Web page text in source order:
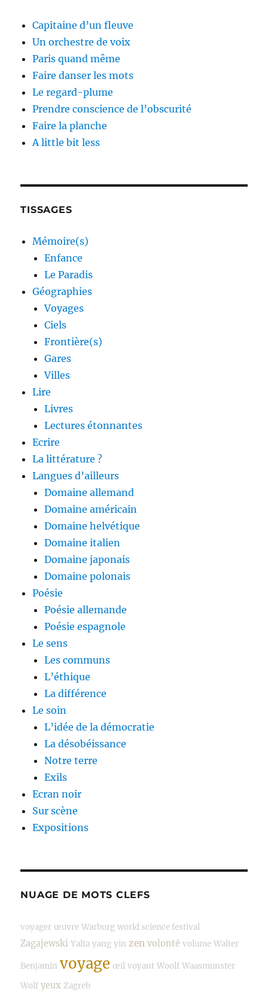
Capitaine d’un fleuve
Un orchestre de voix
Paris quand même
Faire danser les mots
Le regard-plume
Prendre conscience de l’obscurité
Faire la planche
A little bit less
TISSAGES
Mémoire(s)
Enfance
Le Paradis
Géographies
Voyages
Ciels
Frontière(s)
Gares
Villes
Lire
Livres
Lectures étonnantes
Ecrire
La littérature ?
Langues d’ailleurs
Domaine allemand
Domaine américain
Domaine helvétique
Domaine italien
Domaine japonais
Domaine polonais
Poésie
Poésie allemande
Poésie espagnole
Le sens
Les communs
L’éthique
La différence
Le soin
L’idée de la démocratie
La désobéissance
Notre terre
Exils
Ecran noir
Sur scène
Expositions
NUAGE DE MOTS CLEFS
voyager œuvre Warburg world science festival
Zagajewski Yalta yang yin zen volonté volume Walter
Benjamin voyage œil voyant Woolf Waasmunster
Wolf yeux Zagreb